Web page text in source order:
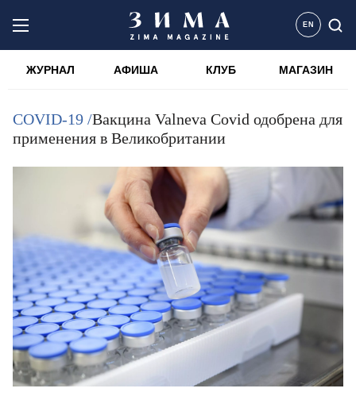
EN
ЖУРНАЛ АФИША КЛУБ МАГАЗИН
COVID-19 /Вакцина Valneva Covid одобрена для
применения в Великобритании